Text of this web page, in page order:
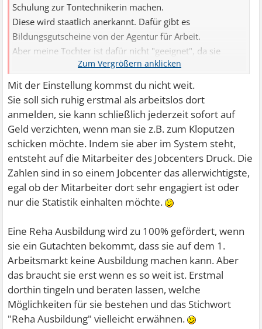
Schulung zur Tontechnikerin machen.
Diese wird staatlich anerkannt. Dafür gibt es
Bildungsgutscheine von der Agentur für Arbeit.
Aber meine Tochter ist dafür nicht "geeignet", da sie
weder arbeitslos ist, oder gefährdet ist arbeitslos zu
werden.
Das ist man ja nur, wenn man mal gearbeitet hat.
Also mal wieder die A Karte gezogen..
Wie immer!
Mit der Einstellung kommst du nicht weit.
Sie soll sich ruhig erstmal als arbeitslos dort
anmelden, sie kann schließlich jederzeit sofort auf
Geld verzichten, wenn man sie z.B. zum Kloputzen
schicken möchte. Indem sie aber im System steht,
entsteht auf die Mitarbeiter des Jobcenters Druck. Die
Zahlen sind in so einem Jobcenter das allerwichtigste,
egal ob der Mitarbeiter dort sehr engagiert ist oder
nur die Statistik einhalten möchte.
Eine Reha Ausbildung wird zu 100% gefördert, wenn
sie ein Gutachten bekommt, dass sie auf dem 1.
Arbeitsmarkt keine Ausbildung machen kann. Aber
das braucht sie erst wenn es so weit ist. Erstmal
dorthin tingeln und beraten lassen, welche
Möglichkeiten für sie bestehen und das Stichwort
"Reha Ausbildung" vielleicht erwähnen.